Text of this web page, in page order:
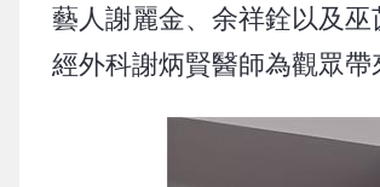
藝人謝麗金、余祥銓以及
經外科謝炳賢醫師為觀眾帶